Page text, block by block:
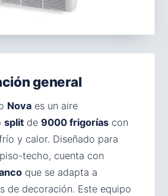
general
Nova es un aire
split de 9000 frigorías con
y calor. Diseñado para
techo, cuenta con
que se adapta a
de decoración. Este equipo